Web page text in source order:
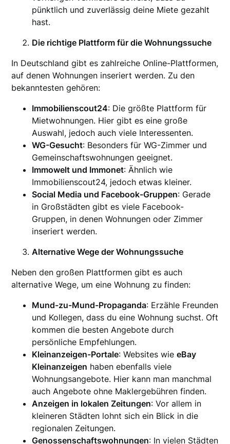
pünktlich und zuverlässig deine Miete gezahlt
hast.
Die richtige Plattform für die Wohnungssuche
In Deutschland gibt es zahlreiche Online-Plattformen,
auf denen Wohnungen inseriert werden. Zu den
bekanntesten gehören:
Immobilienscout24: Die größte Plattform für
Mietwohnungen. Hier gibt es eine große
Auswahl, jedoch auch viele Interessenten.
WG-Gesucht: Besonders für WG-Zimmer und
Gemeinschaftswohnungen geeignet.
Immowelt und Immonet: Ähnlich wie
Immobilienscout24, jedoch etwas kleiner.
Social Media und Facebook-Gruppen: Gerade
in Großstädten gibt es viele Facebook-
Gruppen, in denen Wohnungen oder Zimmer
inseriert werden.
Alternative Wege der Wohnungssuche
Neben den großen Plattformen gibt es auch
alternative Wege, um eine Wohnung zu finden:
Mund-zu-Mund-Propaganda: Erzähle Freunden
und Kollegen, dass du eine Wohnung suchst. Oft
kommen die besten Angebote durch
persönliche Empfehlungen.
Kleinanzeigen-Portale: Websites wieeBay
Kleinanzeigen haben ebenfalls viele
Wohnungsangebote. Hier kann man manchmal
auch Angebote ohne Maklergebühren finden.
Anzeigen in lokalen Zeitungen: Vor allem in
kleineren Städten lohnt sich ein Blick in die
regionalen Zeitungen.
Genossenschaftswohnungen: In vielen Städten